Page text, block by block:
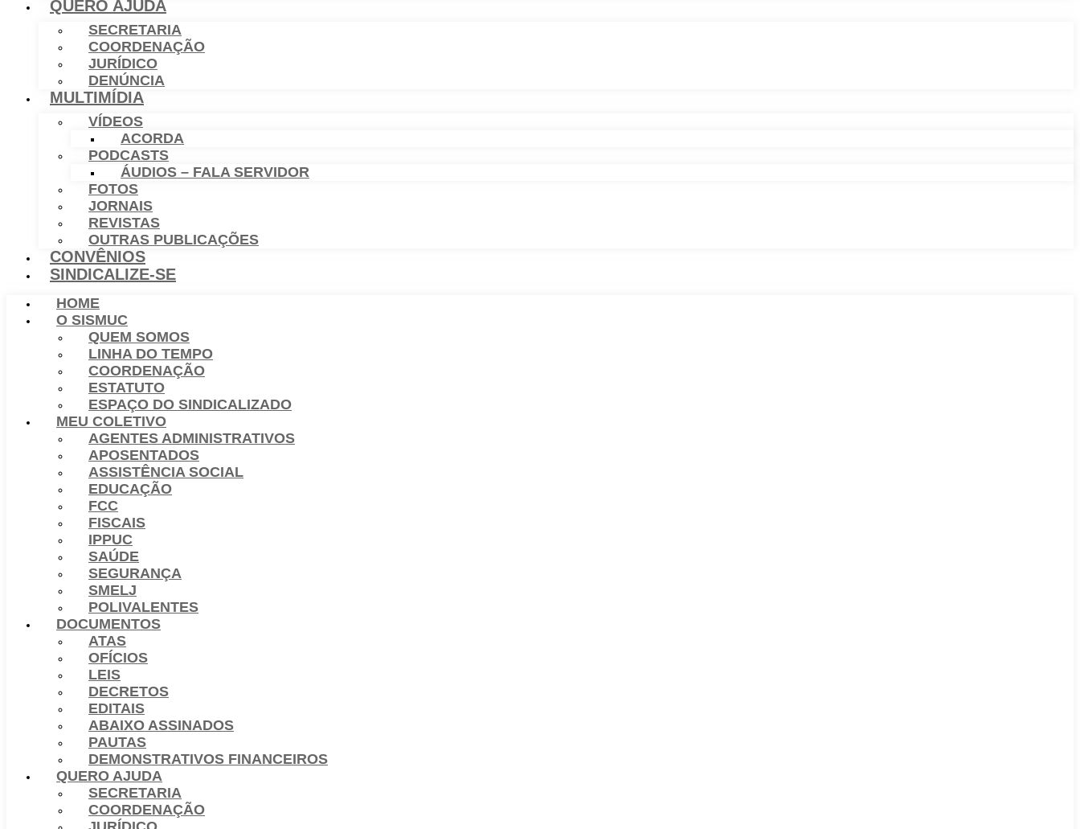
QUERO AJUDA
SECRETARIA
COORDENAÇÃO
JURÍDICO
DENÚNCIA
MULTIMÍDIA
VÍDEOS
ACORDA
PODCASTS
ÁUDIOS – FALA SERVIDOR
FOTOS
JORNAIS
REVISTAS
OUTRAS PUBLICAÇÕES
CONVÊNIOS
SINDICALIZE-SE
HOME
O SISMUC
QUEM SOMOS
LINHA DO TEMPO
COORDENAÇÃO
ESTATUTO
ESPAÇO DO SINDICALIZADO
MEU COLETIVO
AGENTES ADMINISTRATIVOS
APOSENTADOS
ASSISTÊNCIA SOCIAL
EDUCAÇÃO
FCC
FISCAIS
IPPUC
SAÚDE
SEGURANÇA
SMELJ
POLIVALENTES
DOCUMENTOS
ATAS
OFÍCIOS
LEIS
DECRETOS
EDITAIS
ABAIXO ASSINADOS
PAUTAS
DEMONSTRATIVOS FINANCEIROS
QUERO AJUDA
SECRETARIA
COORDENAÇÃO